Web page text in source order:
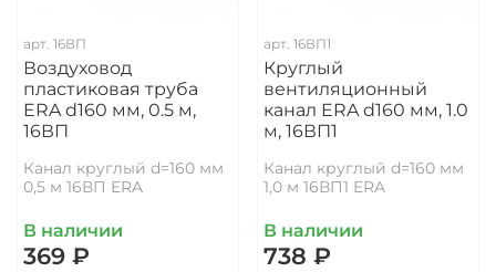
арт. 16ВП
Воздуховод
пластиковая труба
ERA d160 мм, 0.5 м,
16ВП
Канал круглый d=160 мм
0,5 м 16ВП ERA
В наличии
369 ₽
арт. 16ВП1
Круглый
вентиляционный
канал ERA d160 мм, 1.0
м, 16ВП1
Канал круглый d=160 мм
1,0 м 16ВП1 ERA
В наличии
738 ₽